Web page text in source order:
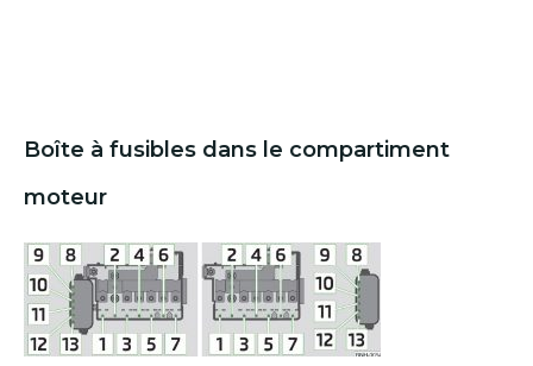
Boîte à fusibles dans le compartiment
moteur